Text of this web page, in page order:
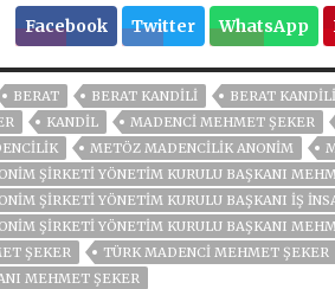
Facebook Twitter WhatsApp
BERAT BERAT KANDILI BERAT
KANDIL MADENCI MEHMET ŞEKER
METÖZ MADENCILIK ANONIM
ŞİRKETİ YÖNETİM KURULU BAŞKANI
ŞIRKETI YÖNETIM KURULU BAŞKANI İŞ
ŞIRKETI YÖNETIM KURULU BAŞKANI
ŞEKER
TÜRK MADENCI MEHMET ŞEKER
MEHMET ŞEKER